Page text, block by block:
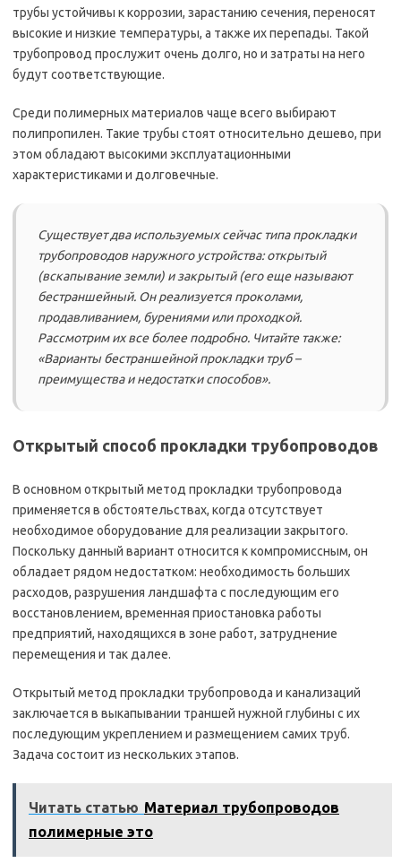
трубы устойчивы к коррозии, зарастанию сечения, переносят
высокие и низкие температуры, а также их перепады. Такой
трубопровод прослужит очень долго, но и затраты на него
будут соответствующие.
Среди полимерных материалов чаще всего выбирают
полипропилен. Такие трубы стоят относительно дешево, при
этом обладают высокими эксплуатационными
характеристиками и долговечные.
Существует два используемых сейчас типа прокладки
трубопроводов наружного устройства: открытый
(вскапывание земли) и закрытый (его еще называют
бестраншейный. Он реализуется проколами,
продавливанием, бурениями или проходкой.
Рассмотрим их все более подробно. Читайте также:
«Варианты бестраншейной прокладки труб –
преимущества и недостатки способов».
Открытый способ прокладки трубопроводов
В основном открытый метод прокладки трубопровода
применяется в обстоятельствах, когда отсутствует
необходимое оборудование для реализации закрытого.
Поскольку данный вариант относится к компромиссным, он
обладает рядом недостатком: необходимость больших
расходов, разрушения ландшафта с последующим его
восстановлением, временная приостановка работы
предприятий, находящихся в зоне работ, затруднение
перемещения и так далее.
Открытый метод прокладки трубопровода и канализаций
заключается в выкапывании траншей нужной глубины с их
последующим укреплением и размещением самих труб.
Задача состоит из нескольких этапов.
Читать статью Материал трубопроводов
полимерные это